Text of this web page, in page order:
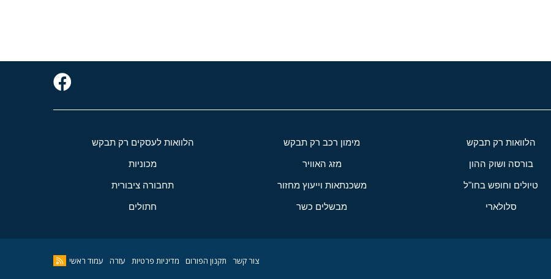
הלוואות רק תבקש מימון רכב רק תבקש הלוואות לעסקים רק תבקש
בורסה ושוק ההון מזג האוויר מכוניות
טיולים וחופש בחו"ל משכנתאות וייעוץ מחזור תחבורה ציבורית
סלולארי מבשלים כשר חתולים
צור קשר תקנון הפורום מדיניות פרטיות עזרה עמוד ראשי